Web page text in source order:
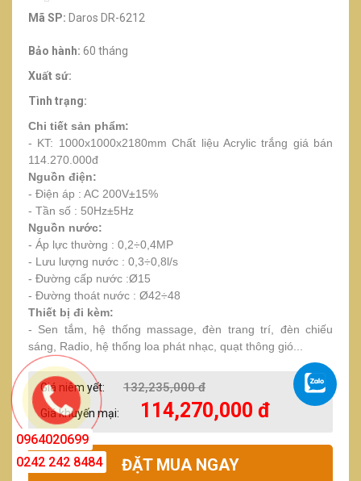
Mã SP: Daros DR-6212
Bảo hành: 60 tháng
Xuất sứ:
Tình trạng:
Chi tiết sản phẩm:
- KT: 1000x1000x2180mm Chất liệu Acrylic trắng giá bán
114.270.000đ
Nguồn điện:
- Điện áp : AC 200V±15%
- Tần số : 50Hz±5Hz
Nguồn nước:
- Áp lực thường : 0,2÷0,4MP
- Lưu lượng nước : 0,3÷0,8l/s
- Đường cấp nước :Ø15
- Đường thoát nước : Ø42÷48
Thiết bị đi kèm:
- Sen tắm, hệ thống massage, đèn trang trí, đèn chiếu
sáng, Radio, hệ thống loa phát nhạc, quạt thông gió...
Giá niêm yết: 132,235,000 đ
Giá khuyến mại: 114,270,000 đ
ĐẶT MUA NGAY
0964020699
0242 242 8484